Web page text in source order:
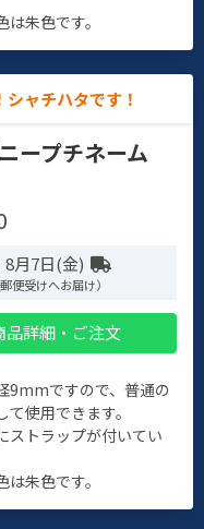
は朱色です。
ャチハタです！
ープチネーム
8月7日(金)
便受けへお届け）
品詳細・ご注文
9mmですので、普通の
て使用できます。
ストラップが付いてい
は朱色です。